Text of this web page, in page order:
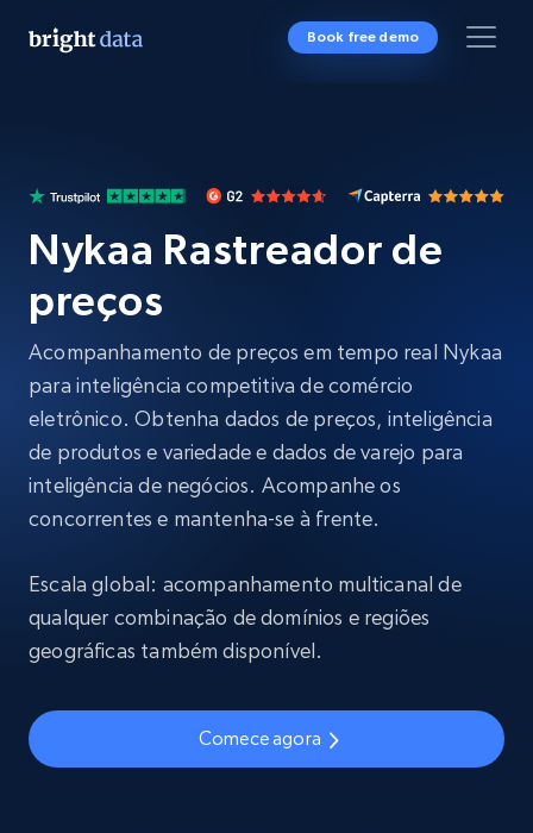
Book free demo
Nykaa Rastreador de
preços
Acompanhamento de preços em tempo real Nykaa
para inteligência competitiva de comércio
eletrônico. Obtenha dados de preços, inteligência
de produtos e variedade e dados de varejo para
inteligência de negócios. Acompanhe os
concorrentes e mantenha-se à frente.
Escala global: acompanhamento multicanal de
qualquer combinação de domínios e regiões
geográficas também disponível.
Comece agora